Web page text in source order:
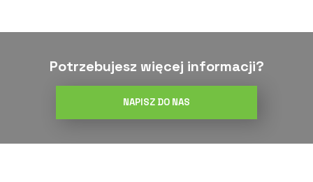
Potrzebujesz więcej informacji?
NAPISZ DO NAS